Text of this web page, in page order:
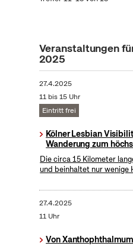
Veranstaltungen
2025
27.4.2025
11 bis 15 Uhr
Eintritt frei
Kölner Lesbian
Wanderung zum
Die circa 15 Kilometer
und beinhaltet nur wenige
27.4.2025
11 Uhr
Von